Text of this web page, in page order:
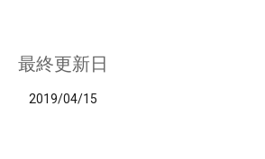
最終更新日
2019/04/15